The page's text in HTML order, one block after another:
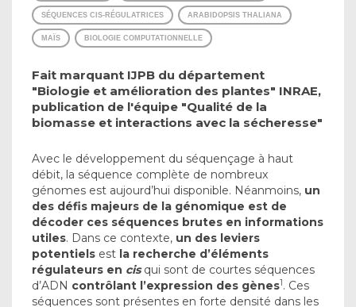
SÉQUENCES CIS-RÉGULATRICES ARABIDOPSIS THALIANA
MAÏS BIOLOGIE COMPUTATIONNELLE
Fait marquant IJPB du département
"Biologie et amélioration des plantes" INRAE,
publication de l'équipe "Qualité de la
biomasse et interactions avec la sécheresse"
Avec le développement du séquençage à haut
débit, la séquence complète de nombreux
génomes est aujourd’hui disponible. Néanmoins, un
des défis majeurs de la génomique est de
décoder ces séquences brutes en informations
utiles. Dans ce contexte, un des leviers
potentiels est la recherche d’éléments
régulateurs en cisqui sont de courtes séquences
d’ADN contrôlant l’expression des gènes1. Ces
séquences sont présentes en forte densité dans les